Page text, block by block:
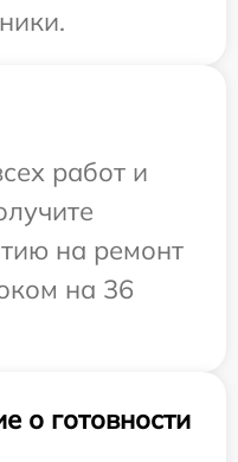
работ и
на ремонт
на 36
о готовности